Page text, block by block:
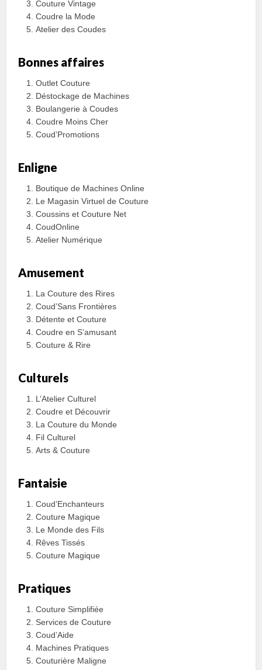
Couture Vintage
Coudre la Mode
Atelier des Coudes
Bonnes affaires
Outlet Couture
Déstockage de Machines
Boulangerie à Coudes
Coudre Moins Cher
Coud’Promotions
Enligne
Boutique de Machines Online
Le Magasin Virtuel de Couture
Coussins et Couture Net
CoudOnline
Atelier Numérique
Amusement
La Couture des Rires
Coud’Sans Frontières
Détente et Couture
Coudre en S’amusant
Couture & Rire
Culturels
L’Atelier Culturel
Coudre et Découvrir
La Couture du Monde
Fil Culturel
Arts & Couture
Fantaisie
Coud’Enchanteurs
Couture Magique
Le Monde des Fils
Rêves Tissés
Couture Magique
Pratiques
Couture Simplifiée
Services de Couture
Coud’Aide
Machines Pratiques
Couturière Maligne